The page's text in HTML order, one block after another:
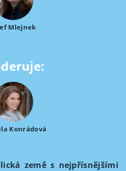
Mlejnek
Konrádová
země s nejpřísnějšími